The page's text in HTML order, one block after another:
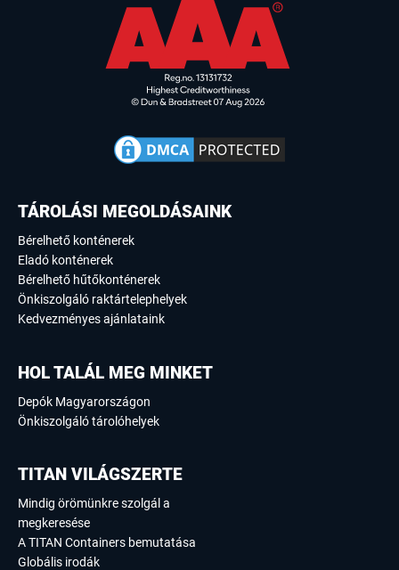
TÁROLÁSI MEGOLDÁSAINK
Bérelhető konténerek
Eladó konténerek
Bérelhető hűtőkonténerek
Önkiszolgáló raktártelephelyek
Kedvezményes ajánlataink
HOL TALÁL MEG MINKET
Depók Magyarországon
Önkiszolgáló tárolóhelyek
TITAN VILÁGSZERTE
Mindig örömünkre szolgál a
megkeresése
A TITAN Containers bemutatása
Globális irodák